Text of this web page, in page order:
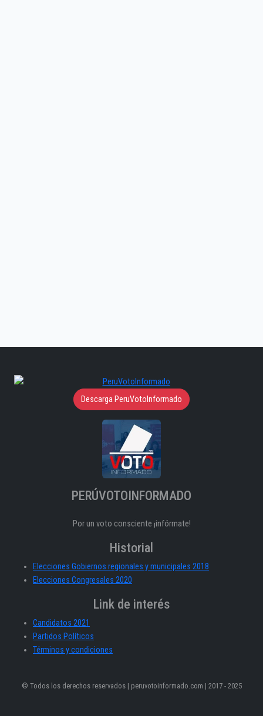
Descarga PeruVotoInformado
PERÚVOTOINFORMADO
Por un voto consciente ¡infórmate!
Historial
Elecciones Gobiernos regionales y municipales 2018
Elecciones Congresales 2020
Link de interés
Candidatos 2021
Partidos Políticos
Términos y condiciones
© Todos los derechos reservados | peruvotoinformado.com | 2017 - 2025